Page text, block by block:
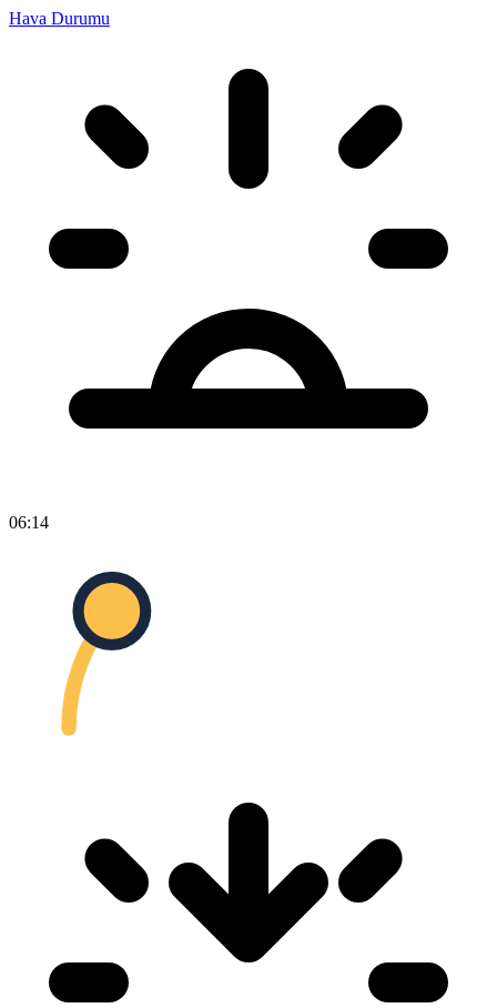
Hava Durumu
06:14